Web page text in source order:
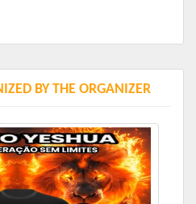
BY THE ORGANIZER